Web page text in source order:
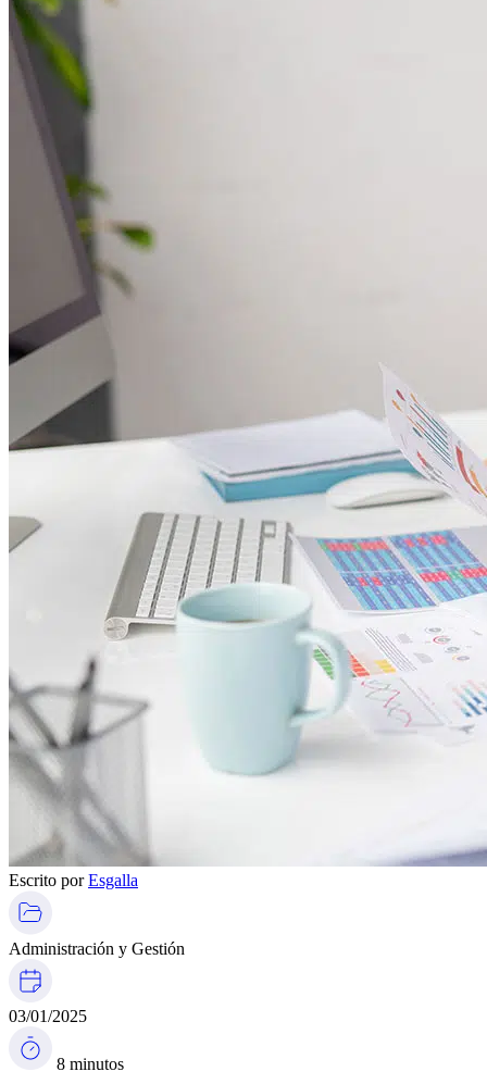
Escrito porEsgalla
Administración y Gestión
03/01/2025
8 minutos